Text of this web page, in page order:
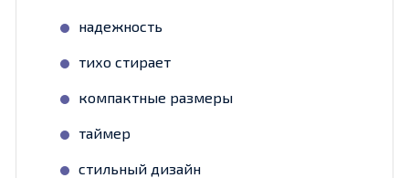
надежность
тихо стирает
компактные размеры
таймер
стильный дизайн